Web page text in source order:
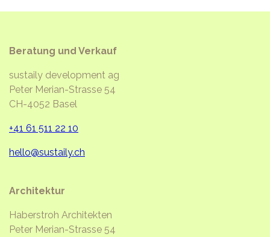
Beratung und Verkauf
sustaily development ag
Peter Merian-Strasse 54
CH-4052 Basel
+41 61 511 22 10
hello@sustaily.ch
Architektur
Haberstroh Architekten
Peter Merian-Strasse 54